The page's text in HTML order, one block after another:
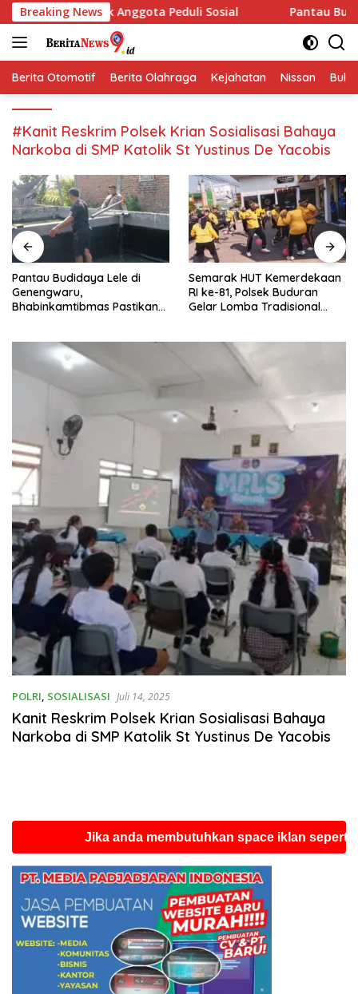
Langsung
ke
konten
Breaking News
Ajak Anggota Peduli Sosial Pantau Budidaya Lele di
Berita Otomotif Berita Olahraga Kejahatan Nissan
#Kanit Reskrim Polsek Krian Sosialisasi Bahaya
Narkoba di SMP Katolik St Yustinus De Yacobis
Pantau Budidaya Lele di
Genengwaru,
Bhabinkamtibmas Pastikan
Semarak HUT Kemerdekaan
RI ke-81, Polsek Buduran
Gelar Lomba Tradisional
POLRI, SOSIALISASI Juli 14, 2025
Kanit Reskrim Polsek Krian Sosialisasi Bahaya
Narkoba di SMP Katolik St Yustinus De Yacobis
Jika anda membutuhkan space iklan seperti ini